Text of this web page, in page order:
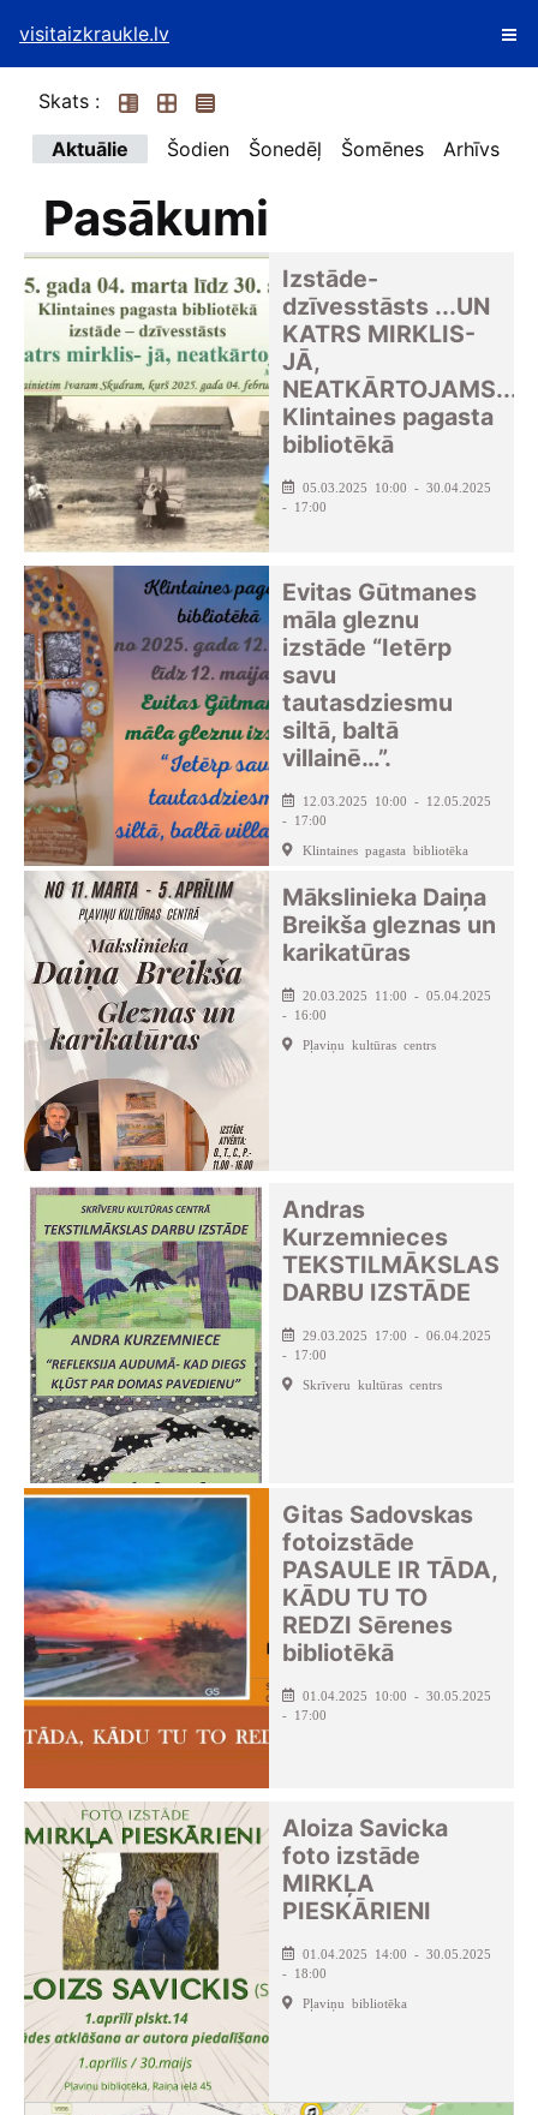
visitaizkraukle.lv
Skats :
Aktuālie
Šodien Šonedēļ Šomēnes Arhīvs
Pasākumi
Izstāde-
dzīvesstāsts ...UN
KATRS MIRKLIS-
JĀ,
NEATKĀRTOJAMS...
Klintaines pagasta
bibliotēkā
05.03.2025 10:00 - 30.04.2025
- 17:00
Evitas Gūtmanes
māla gleznu
izstāde “Ietērp
savu
tautasdziesmu
siltā, baltā
villainē…”.
12.03.2025 10:00 - 12.05.2025
- 17:00
Klintaines pagasta bibliotēka
Mākslinieka Daiņa
Breikša gleznas un
karikatūras
20.03.2025 11:00 - 05.04.2025
- 16:00
Pļaviņu kultūras centrs
Andras
Kurzemnieces
TEKSTILMĀKSLAS
DARBU IZSTĀDE
29.03.2025 17:00 - 06.04.2025
- 17:00
Skrīveru kultūras centrs
Gitas Sadovskas
fotoizstāde
PASAULE IR TĀDA,
KĀDU TU TO
REDZI Sērenes
bibliotēkā
01.04.2025 10:00 - 30.05.2025
- 17:00
Aloiza Savicka
foto izstāde
MIRKĻA
PIESKĀRIENI
01.04.2025 14:00 - 30.05.2025
- 18:00
Pļaviņu bibliotēka